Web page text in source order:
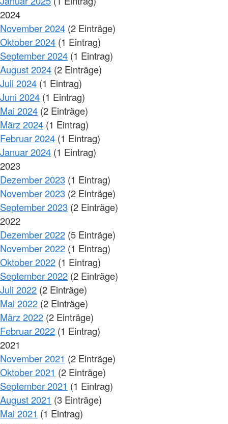
2024
November 2024 (2 Einträge)
Oktober 2024 (1 Eintrag)
September 2024 (1 Eintrag)
August 2024 (2 Einträge)
Juli 2024 (1 Eintrag)
Juni 2024 (1 Eintrag)
Mai 2024 (2 Einträge)
März 2024 (1 Eintrag)
Februar 2024 (1 Eintrag)
Januar 2024 (1 Eintrag)
2023
Dezember 2023 (1 Eintrag)
November 2023 (2 Einträge)
September 2023 (2 Einträge)
2022
Dezember 2022 (5 Einträge)
November 2022 (1 Eintrag)
Oktober 2022 (1 Eintrag)
September 2022 (2 Einträge)
Juli 2022 (2 Einträge)
Mai 2022 (2 Einträge)
März 2022 (2 Einträge)
Februar 2022 (1 Eintrag)
2021
November 2021 (2 Einträge)
Oktober 2021 (2 Einträge)
September 2021 (1 Eintrag)
August 2021 (3 Einträge)
Mai 2021 (1 Eintrag)